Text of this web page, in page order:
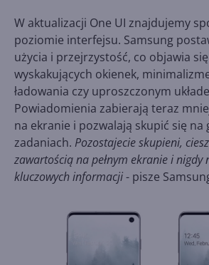
W aktualizacji One UI znajdujemy
poziomie interfejsu. Samsung
użycia i przejrzystość, co objawia
wyskakujących okienek,
ładowania czy uproszczonym
Powiadomienia zabierają teraz
na ekranie i pozwalają skupić się na
zadaniach. Pozostajecie skupieni,
zawartością na pełnym ekranie i nigdy
kluczowych informacji- pisze